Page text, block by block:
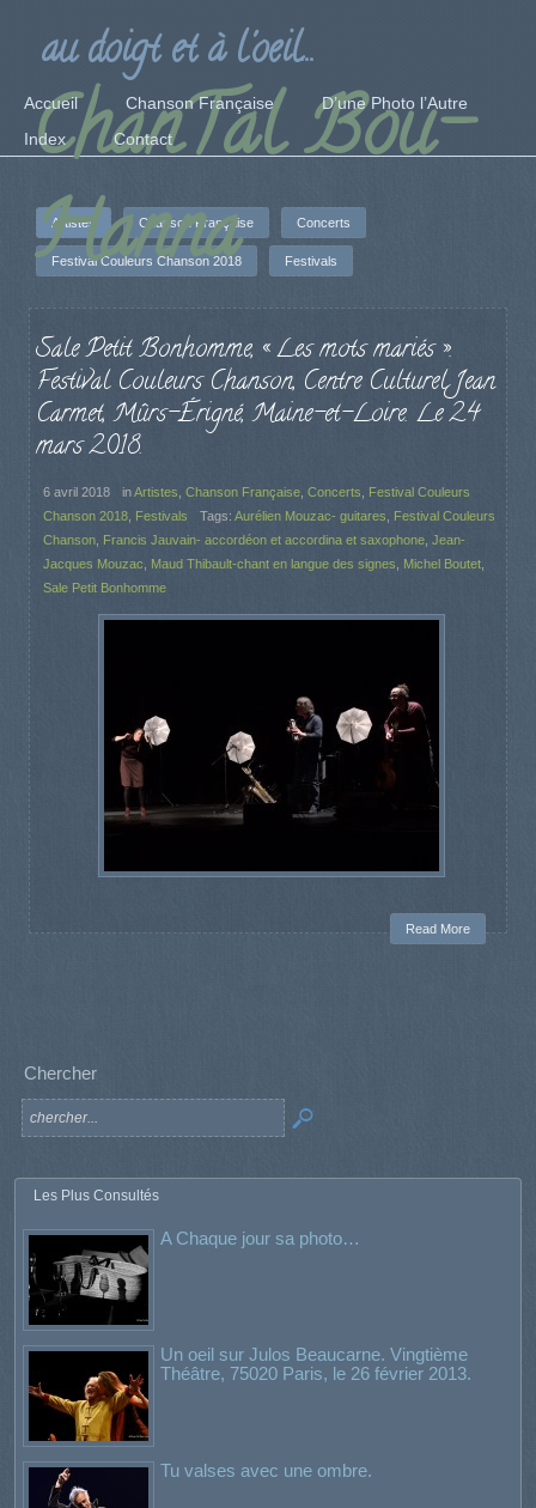
ChanTal Bou-
Hanna
au doigt et à l'oeil...
Accueil Chanson Française
D’une Photo l’Autre
Index
Contact
Artistes Chanson Française Concerts
Festival Couleurs Chanson 2018 Festivals
Sale Petit Bonhomme, « Les mots mariés ».
Festival Couleurs Chanson, Centre Culturel Jean
Carmet, Mûrs-Érigné, Maine-et-Loire. Le 24
mars 2018.
6 avril 2018 inArtistes Chanson Française Concerts
Festival Couleurs
Chanson 2018 Festivals Tags: Aurélien Mouzac- guitares
Festival Couleurs
Chanson Francis Jauvain- accordéon et accordina et saxophone Jean-
Jacques Mouzac
Maud Thibault-chant en langue des signes Michel Boutet
Sale Petit Bonhomme
Read More
Chercher
Les Plus Consultés
A Chaque jour sa photo…
Un oeil sur Julos Beaucarne. Vingtième
Théâtre, 75020 Paris, le 26 février 2013.
Tu valses avec une ombre.